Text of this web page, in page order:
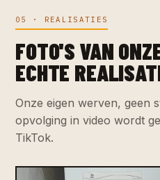
05 · REALISATIES
FOTO'S VAN
ECHTE
Onze eigen werven, geen
opvolging in video wordt
TikTok.